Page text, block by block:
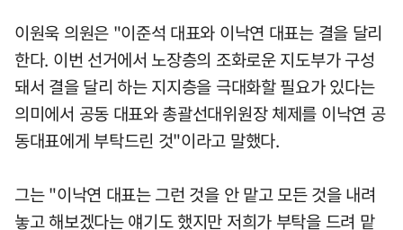
이원욱 의원은 "이준석 대표와 이낙연 대표는 결을 달리
한다. 이번 선거에서 노장층의 조화로운 지도부가 구성
돼서 결을 달리 하는 지지층을 극대화할 필요가 있다는
의미에서 공동 대표와 총괄선대위원장 체제를 이낙연 공
동대표에게 부탁드린 것"이라고 말했다.
그는 "이낙연 대표는 그런 것을 안 맡고 모든 것을 내려
놓고 해보겠다는 얘기도 했지만 저희가 부탁을 드려 맡